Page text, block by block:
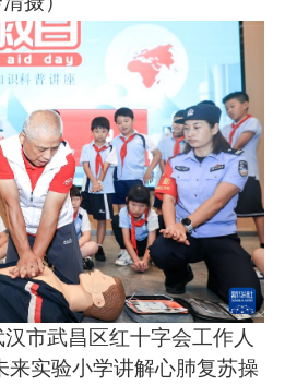
市武昌区红十字会工作人
来实验小学讲解心肺复苏操